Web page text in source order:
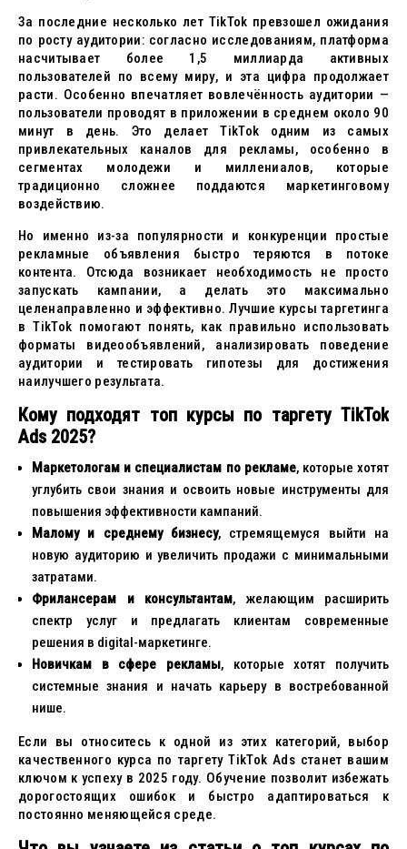
За последние несколько лет TikTok превзошел ожидания
по росту аудитории: согласно исследованиям, платформа
насчитывает более 1,5 миллиарда активных
пользователей по всему миру, и эта цифра продолжает
расти. Особенно впечатляет вовлечённость аудитории —
пользователи проводят в приложении в среднем около 90
минут в день. Это делает TikTok одним из самых
привлекательных каналов для рекламы, особенно в
сегментах молодежи и миллениалов, которые
традиционно сложнее поддаются маркетинговому
воздействию.
Но именно из-за популярности и конкуренции простые
рекламные объявления быстро теряются в потоке
контента. Отсюда возникает необходимость не просто
запускать кампании, а делать это максимально
целенаправленно и эффективно. Лучшие курсы таргетинга
в TikTok помогают понять, как правильно использовать
форматы видеообъявлений, анализировать поведение
аудитории и тестировать гипотезы для достижения
наилучшего результата.
Кому подходят топ курсы по таргету TikTok
Ads 2025?
Маркетологам и специалистам по рекламе, которые хотят
углубить свои знания и освоить новые инструменты для
повышения эффективности кампаний.
Малому и среднему бизнесу, стремящемуся выйти на
новую аудиторию и увеличить продажи с минимальными
затратами.
Фрилансерам и консультантам, желающим расширить
спектр услуг и предлагать клиентам современные
решения в digital-маркетинге.
Новичкам в сфере рекламы, которые хотят получить
системные знания и начать карьеру в востребованной
нише.
Если вы относитесь к одной из этих категорий, выбор
качественного курса по таргету TikTok Ads станет вашим
ключом к успеху в 2025 году. Обучение позволит избежать
дорогостоящих ошибок и быстро адаптироваться к
постоянно меняющейся среде.